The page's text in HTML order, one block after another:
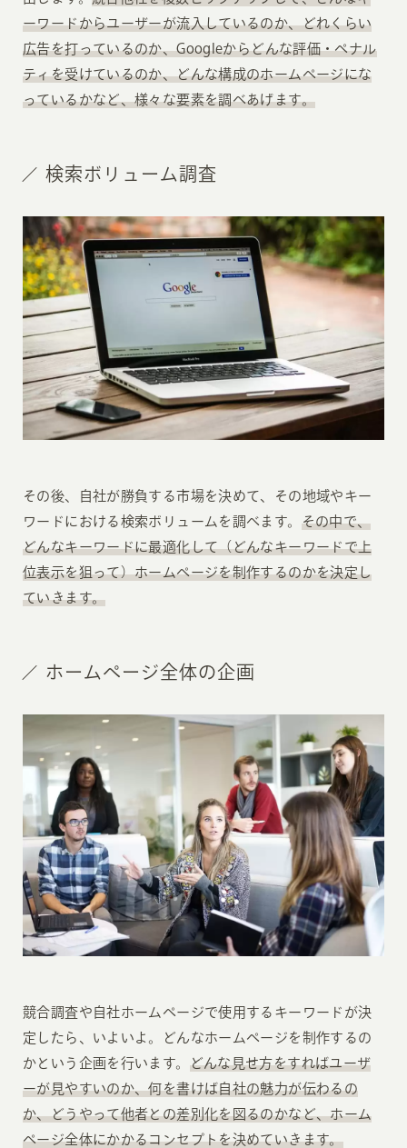
ーワードからユーザーが流入しているのか、どれくらい
広告を打っているのか、Googleからどんな評価・ペナル
ティを受けているのか、どんな構成のホームページにな
っているかなど、様々な要素を調べあげます。
検索ボリューム調査
その後、自社が勝負する市場を決めて、その地域やキー
ワードにおける検索ボリュームを調べます。 その中で、
どんなキーワードに最適化して（どんなキーワードで上
位表示を狙って）ホームページを制作するのかを決定し
ていきます。
ホームページ全体の企画
競合調査や自社ホームページで使用するキーワードが決
定したら、いよいよ。どんなホームページを制作するの
かという企画を行います。 どんな見せ方をすればユーザ
ーが見やすいのか、何を書けば自社の魅力が伝わるの
か、どうやって他者との差別化を図るのかなど、ホーム
ページ全体にかかるコンセプトを決めていきます。